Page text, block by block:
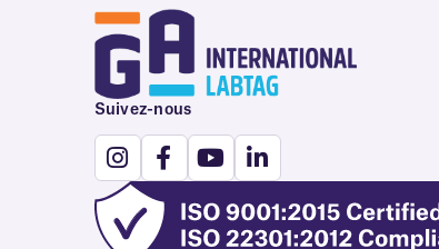
Suivez-nous